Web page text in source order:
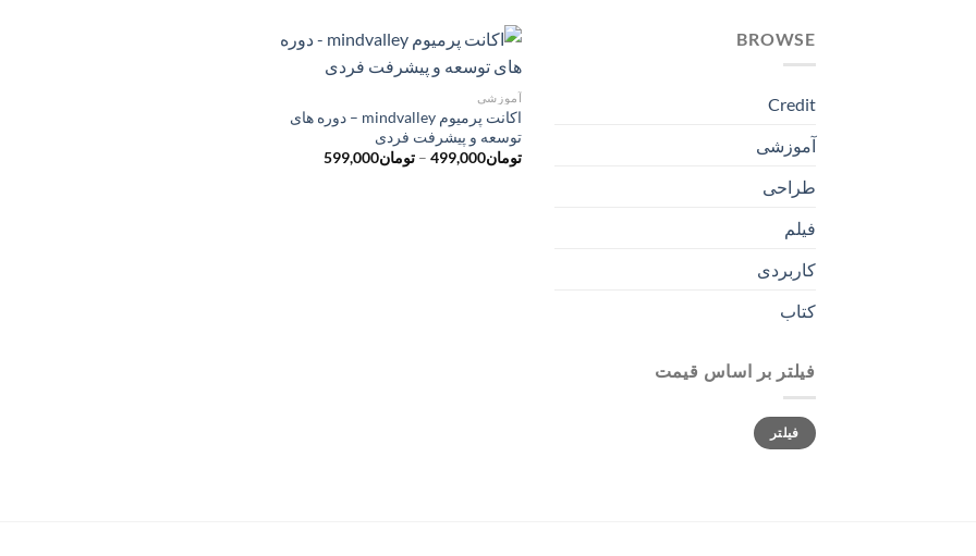
BROWSE
Credit
آموزشی
طراحی
فیلم
کاربردی
کتاب
فیلتر بر اساس قیمت
حداقل
قیمت
حداکثر
قیمت
فیلتر
آموزشی
اکانت پرمیوم mindvalley – دوره های
توسعه و پیشرفت فردی
تومان499,000
– تومان599,000محدوده